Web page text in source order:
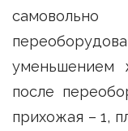
самовольно
уменьшением
после
прихожая – 1,